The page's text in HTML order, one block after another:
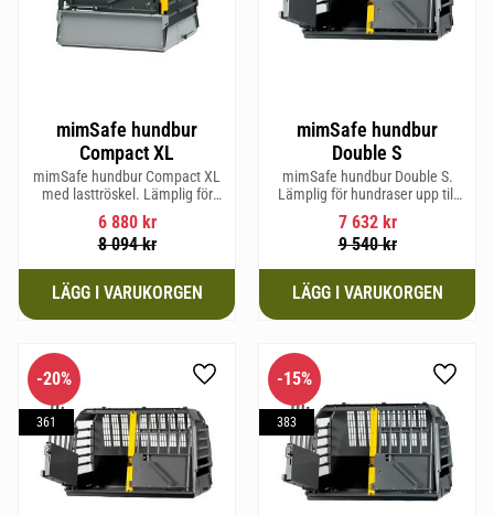
mimSafe hundbur
Compact XL
mimSafe hundbur Compact XL
med lasttröskel. Lämplig för
hundraser upp till 58 cm i
mankhöjd.
6 880kr
8 094kr
mimSafe hundbur
Double S
mimSafe hundbur Double S.
Lämplig för hundraser upp till
52 cm i mankhöjd.
7 632kr
9 540kr
20%
361
Lägg till i favoriter
15%
383
Lägg